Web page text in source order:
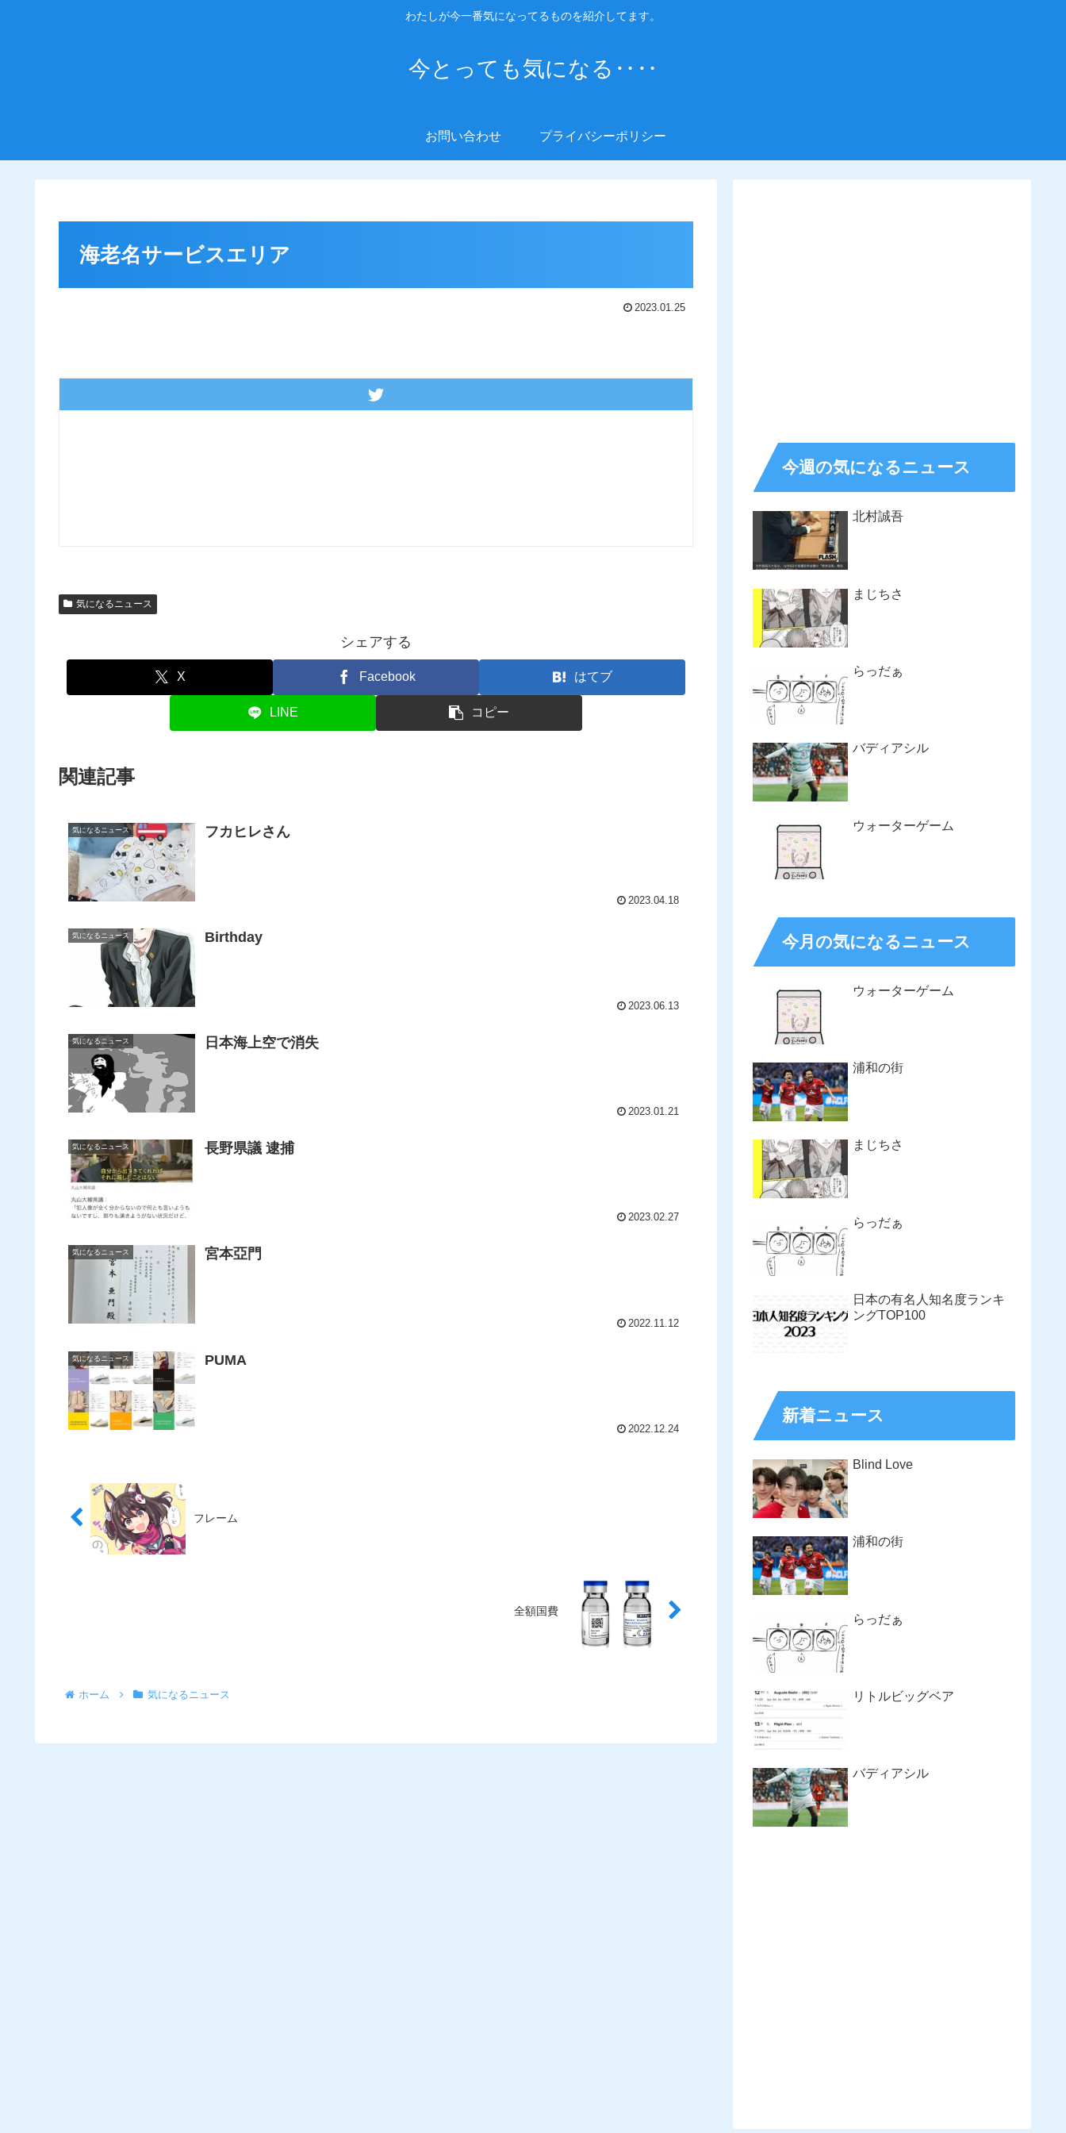
わたしが今一番気になってるものを紹介してます。
今とっても気になる‥‥
お問い合わせ プライバシーポリシー
海老名サービスエリア
2023.01.25
気になるニュース
シェアする
X Facebook はてブ
LINE コピー
関連記事
気になるニュース フカヒレさん
2023.04.18
気になるニュース Birthday
2023.06.13
気になるニュース 日本海上空で消失
2023.01.21
気になるニュース 長野県議 逮捕
2023.02.27
気になるニュース 宮本亞門
2022.11.12
気になるニュース PUMA
2022.12.24
フレーム
全額国費
ホーム 気になるニュース
今週の気になるニュース
北村誠吾
まじちさ
らっだぁ
バディアシル
ウォーターゲーム
今月の気になるニュース
ウォーターゲーム
浦和の街
まじちさ
らっだぁ
日本の有名人知名度ランキ
ングTOP100
新着ニュース
Blind Love
浦和の街
らっだぁ
リトルビッグベア
バディアシル